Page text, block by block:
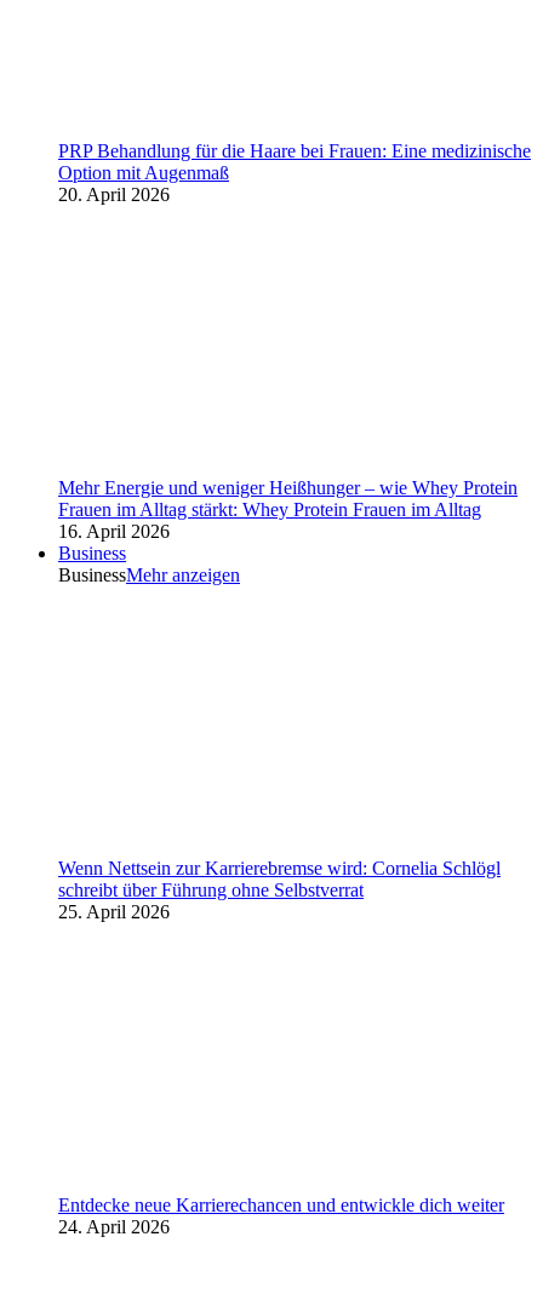
PRP Behandlung für die Haare bei Frauen: Eine medizinische
Option mit Augenmaß
20. April 2026
Mehr Energie und weniger Heißhunger – wie Whey Protein
Frauen im Alltag stärkt: Whey Protein Frauen im Alltag
16. April 2026
Business
BusinessMehr anzeigen
Wenn Nettsein zur Karrierebremse wird: Cornelia Schlögl
schreibt über Führung ohne Selbstverrat
25. April 2026
Entdecke neue Karrierechancen und entwickle dich weiter
24. April 2026